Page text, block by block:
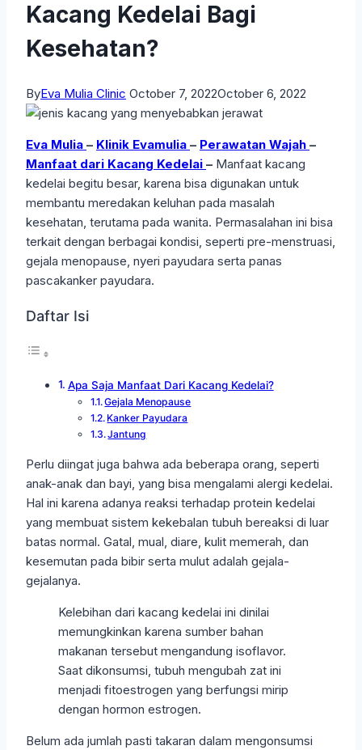
Kacang Kedelai Bagi
Kesehatan?
ByEva Mulia Clinic October 7, 2022October 6, 2022
Eva Mulia – Klinik Evamulia – Perawatan Wajah –
Manfaat dari Kacang Kedelai – Manfaat kacang
kedelai begitu besar, karena bisa digunakan untuk
membantu meredakan keluhan pada masalah
kesehatan, terutama pada wanita. Permasalahan ini bisa
terkait dengan berbagai kondisi, seperti pre-menstruasi,
gejala menopause, nyeri payudara serta panas
pascakanker payudara.
Daftar Isi
Apa Saja Manfaat Dari Kacang Kedelai?
Gejala Menopause
Kanker Payudara
Jantung
Perlu diingat juga bahwa ada beberapa orang, seperti
anak-anak dan bayi, yang bisa mengalami alergi kedelai.
Hal ini karena adanya reaksi terhadap protein kedelai
yang membuat sistem kekebalan tubuh bereaksi di luar
batas normal. Gatal, mual, diare, kulit memerah, dan
kesemutan pada bibir serta mulut adalah gejala-
gejalanya.
Kelebihan dari kacang kedelai ini dinilai
memungkinkan karena sumber bahan
makanan tersebut mengandung isoflavor.
Saat dikonsumsi, tubuh mengubah zat ini
menjadi fitoestrogen yang berfungsi mirip
dengan hormon estrogen.
Belum ada jumlah pasti takaran dalam mengonsumsi